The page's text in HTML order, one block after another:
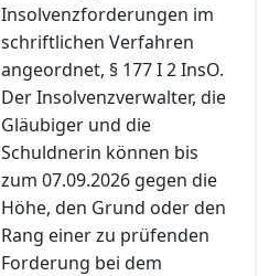
Insolvenzforderungen im
schriftlichen Verfahren
angeordnet, § 177 I 2 InsO.
Der Insolvenzverwalter, die
Gläubiger und die
Schuldnerin können bis
zum 07.09.2026 gegen die
Höhe, den Grund oder den
Rang einer zu prüfenden
Forderung bei dem